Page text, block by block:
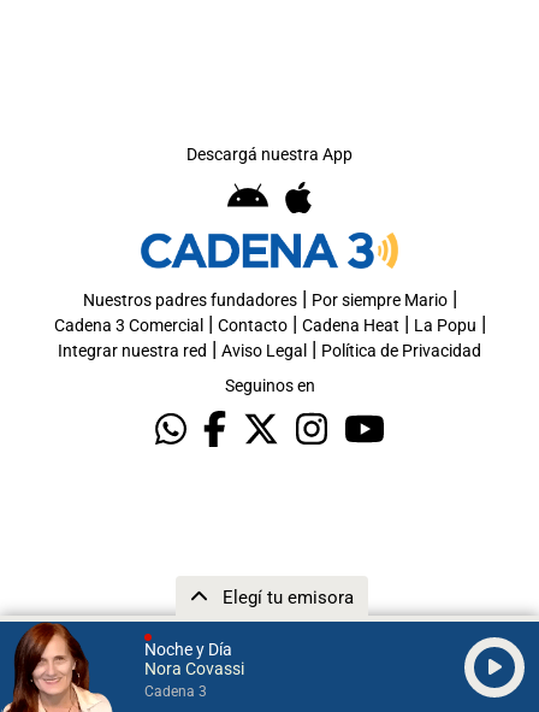
Noche y Día
Nora Covassi
Cadena 3
Elegí tu emisora
Descargá nuestra App
Nuestros padres fundadores| Por siempre Mario|
Cadena 3 Comercial | Contacto| Cadena Heat | La Popu |
Integrar nuestra red | Aviso Legal | Política de Privacidad
Seguinos en